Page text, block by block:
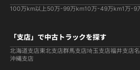
100万km以上50万-99万km10万-49万km1万-9
「支店」で中古トラックを探す
北海道支店東北支店群馬支店埼玉支店福井支店
沖縄支店